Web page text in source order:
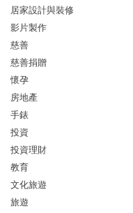
居家設計與裝修
影片製作
慈善
慈善捐贈
懷孕
房地產
手錶
投資
投資理財
教育
文化旅遊
旅遊